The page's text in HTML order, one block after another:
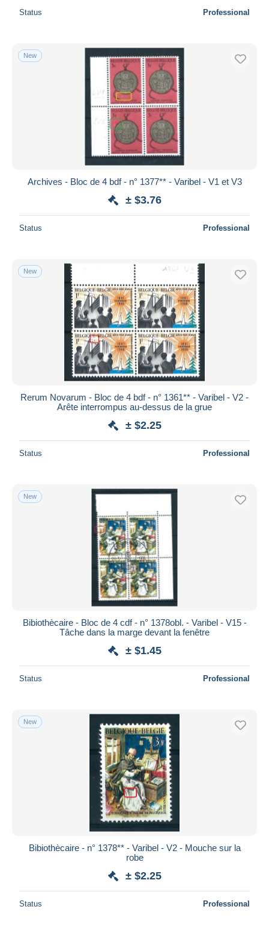
Status Professional
New
Archives - Bloc de 4 bdf - n° 1377** - Varibel - V1 et V3
± $3.76
Status Professional
New
Rerum Novarum - Bloc de 4 bdf - n° 1361** - Varibel - V2 -
Arête interrompus au-dessus de la grue
± $2.25
Status Professional
New
Bibiothècaire - Bloc de 4 cdf - n° 1378obl. - Varibel - V15 -
Tâche dans la marge devant la fenêtre
± $1.45
Status Professional
New
Bibiothècaire - n° 1378** - Varibel - V2 - Mouche sur la
robe
± $2.25
Status Professional